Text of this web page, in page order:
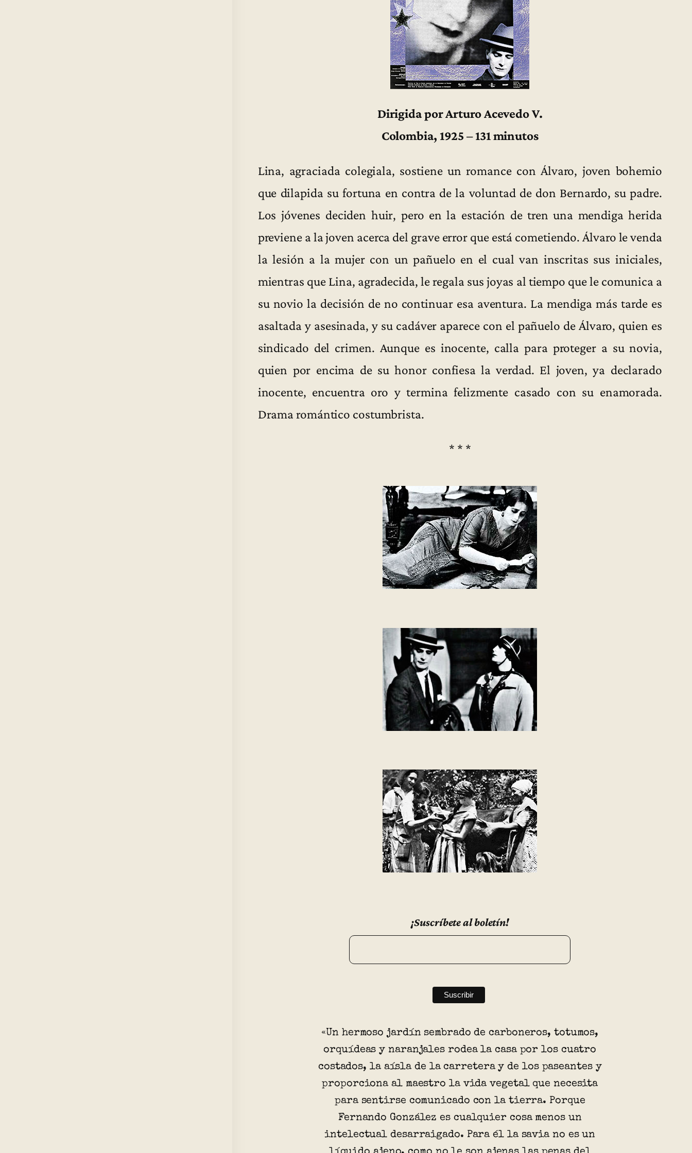
Dirigida por Arturo Acevedo V.
Colombia, 1925 – 131 minutos
Lina, agraciada colegiala, sostiene un romance con Álvaro, joven bohemio
que dilapida su fortuna en contra de la voluntad de don Bernardo, su padre.
Los jóvenes deciden huir, pero en la estación de tren una mendiga herida
previene a la joven acerca del grave error que está cometiendo. Álvaro le venda
la lesión a la mujer con un pañuelo en el cual van inscritas sus iniciales,
mientras que Lina, agradecida, le regala sus joyas al tiempo que le comunica a
su novio la decisión de no continuar esa aventura. La mendiga más tarde es
asaltada y asesinada, y su cadáver aparece con el pañuelo de Álvaro, quien es
sindicado del crimen. Aunque es inocente, calla para proteger a su novia,
quien por encima de su honor confiesa la verdad. El joven, ya declarado
inocente, encuentra oro y termina felizmente casado con su enamorada.
Drama romántico costumbrista.
* * *
¡Suscríbete al boletín!
«Un hermoso jardín sembrado de carboneros, totumos,
orquídeas y naranjales rodea la casa por los cuatro
costados, la aísla de la carretera y de los paseantes y
proporciona al maestro la vida vegetal que necesita
para sentirse comunicado con la tierra. Porque
Fernando González es cualquier cosa menos un
intelectual desarraigado. Para él la savia no es un